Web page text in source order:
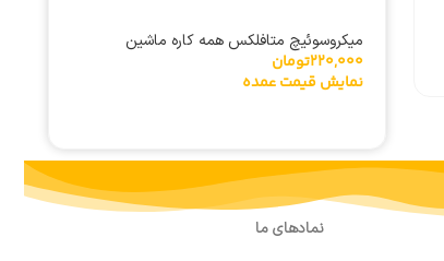
میکروسوئیچ متافلکس همه کاره ماشین
لباسشویی ZV-446
220,000تومان
نمایش قیمت عمده
نمادهای ما